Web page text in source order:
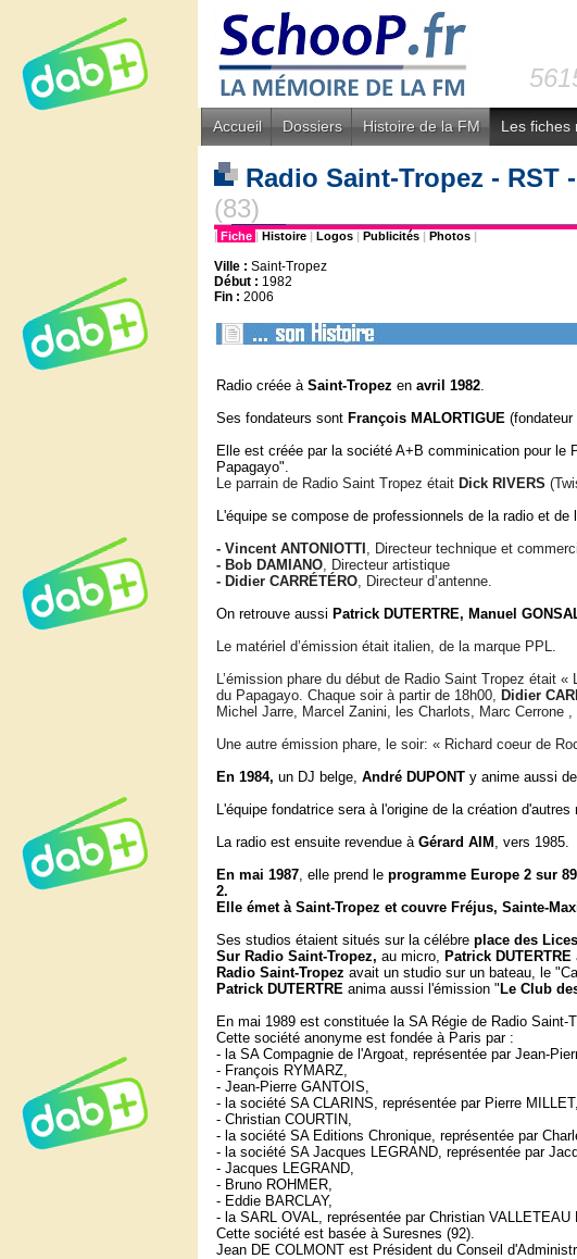
Accueil Dossiers Histoire de la FM Les fiches
Radio Saint-Tropez - RST
(83)
| Fiche | Histoire | Logos | Publicités | Photos |
Ville : Saint-Tropez
Début : 1982
Fin : 2006
Radio créée à Saint-Tropez en avril 1982.
Ses fondateurs sont François MALORTIGUE (fondateur
Elle est créée par la société A+B comminication pour
Papagayo".
Le parrain de Radio Saint Tropez était Dick RIVERS
L'équipe se compose de professionnels de la radio et
- Vincent ANTONIOTTI , Directeur technique et
- Bob DAMIANO, Directeur artistique
- Didier CARRÉTÉRO, Directeur d’antenne.
On retrouve aussi Patrick DUTERTRE, Manuel
Le matériel d’émission était italien, de la marque PPL.
L’émission phare du début de Radio Saint Tropez était
du Papagayo. Chaque soir à partir de 18h00, Didier
Michel Jarre, Marcel Zanini, les Charlots, Marc Cerrone
Une autre émission phare, le soir: « Richard coeur de
En 1984, un DJ belge, André DUPONT y anime aussi
L'équipe fondatrice sera à l'origine de la création
La radio est ensuite revendue à Gérard AIM , vers 1985.
En mai 1987, elle prend le programme Europe 2 sur
2.
Elle émet à Saint-Tropez et couvre Fréjus, Sainte-
Ses studios étaient situés sur la célébre place des Lices
Sur Radio Saint-Tropez, au micro, Patrick DUTERTRE
Radio Saint-Tropez avait un studio sur un bateau, le
Patrick DUTERTRE anima aussi l'émission " Le Club
En mai 1989 est constituée la SA Régie de Radio
Cette société anonyme est fondée à Paris par :
- la SA Compagnie de l'Argoat, représentée par Jean-
- François RYMARZ,
- Jean-Pierre GANTOIS,
- la société SA CLARINS, représentée par Pierre MILLET,
- Christian COURTIN,
- la société SA Editions Chronique, représentée par
- la société SA Jacques LEGRAND, représentée par
- Jacques LEGRAND,
- Bruno ROHMER,
- Eddie BARCLAY,
- la SARL OVAL, représentée par Christian VALLETEAU
Cette société est basée à Suresnes (92).
Jean DE COLMONT est Président du Conseil